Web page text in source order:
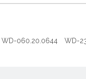
WD-060.20.0644 WD-